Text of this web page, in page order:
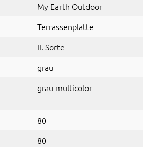
My Earth Outdoor
Terrassenplatte
II. Sorte
grau
grau multicolor
80
80